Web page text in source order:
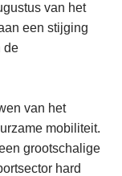
van het
een stijging
de
van het
mobiliteit.
grootschalige
hard